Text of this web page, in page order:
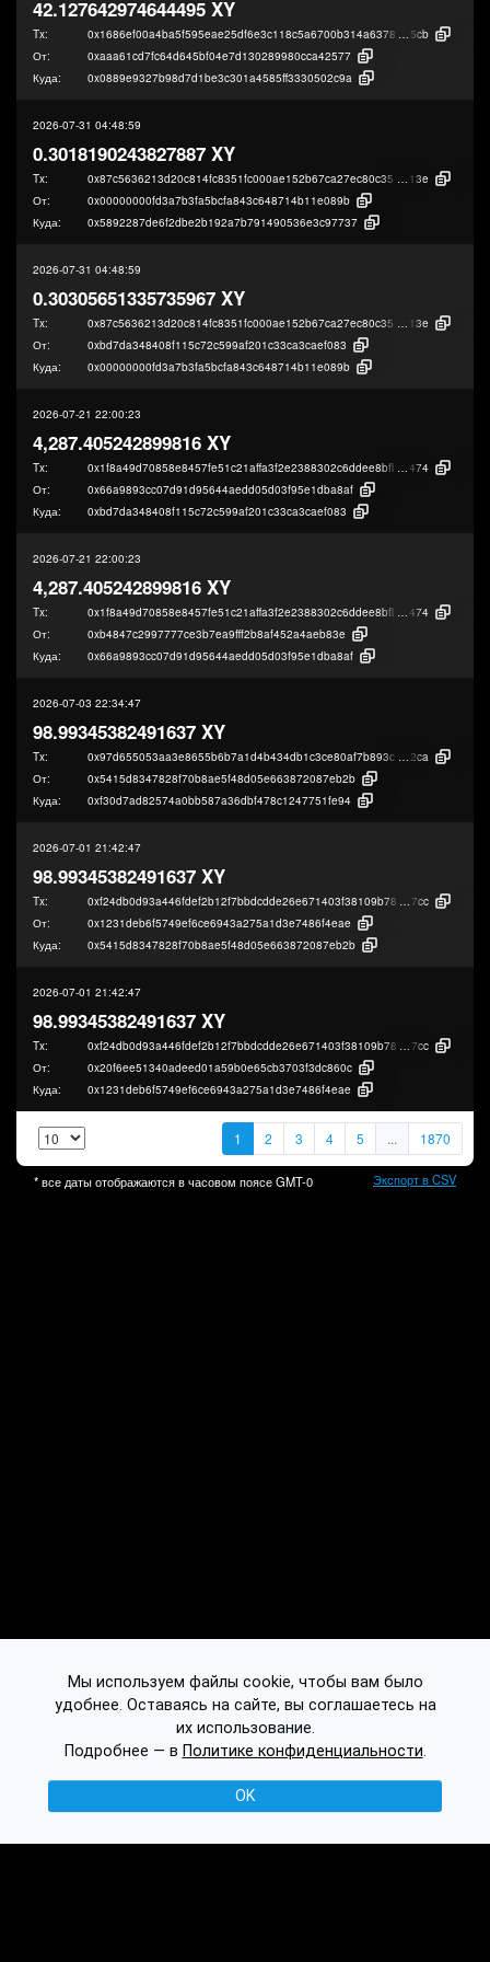
42.127642974644495 XY
Tx: 0x1686ef00a4ba5f595eae25df6e3c118c5a6700b314a637842919f6104c5c8
5cb
От:
0xaaa61cd7fc64d645bf04e7d130289980cca42577
Куда:
0x0889e9327b98d7d1be3c301a4585ff3330502c9a
2026-07-31 04:48:59
0.3018190243827887 XY
Tx: 0x87c5636213d20c814fc8351fc000ae152b67ca27ec80c3576a5028d1ff7d9
13e
От:
0x00000000fd3a7b3fa5bcfa843c648714b11e089b
Куда:
0x5892287de6f2dbe2b192a7b791490536e3c97737
2026-07-31 04:48:59
0.30305651335735967 XY
Tx: 0x87c5636213d20c814fc8351fc000ae152b67ca27ec80c3576a5028d1ff7d9
13e
От:
0xbd7da348408f115c72c599af201c33ca3caef083
Куда:
0x00000000fd3a7b3fa5bcfa843c648714b11e089b
2026-07-21 22:00:23
4,287.405242899816 XY
Tx: 0x1f8a49d70858e8457fe51c21affa3f2e2388302c6ddee8bfb798c73aa941d
474
От:
0x66a9893cc07d91d95644aedd05d03f95e1dba8af
Куда:
0xbd7da348408f115c72c599af201c33ca3caef083
2026-07-21 22:00:23
4,287.405242899816 XY
Tx: 0x1f8a49d70858e8457fe51c21affa3f2e2388302c6ddee8bfb798c73aa941d
474
От:
0xb4847c2997777ce3b7ea9fff2b8af452a4aeb83e
Куда:
0x66a9893cc07d91d95644aedd05d03f95e1dba8af
2026-07-03 22:34:47
98.99345382491637 XY
Tx: 0x97d655053aa3e8655b6b7a1d4b434db1c3ce80af7b893c35cbf71f8d0c895
2ca
От:
0x5415d8347828f70b8ae5f48d05e663872087eb2b
Куда:
0xf30d7ad82574a0bb587a36dbf478c1247751fe94
2026-07-01 21:42:47
98.99345382491637 XY
Tx: 0xf24db0d93a446fdef2b12f7bbdcdde26e671403f38109b789ab501449ef68
7cc
От:
0x1231deb6f5749ef6ce6943a275a1d3e7486f4eae
Куда:
0x5415d8347828f70b8ae5f48d05e663872087eb2b
2026-07-01 21:42:47
98.99345382491637 XY
Tx: 0xf24db0d93a446fdef2b12f7bbdcdde26e671403f38109b789ab501449ef68
7cc
От:
0x20f6ee51340adeed01a59b0e65cb3703f3dc860c
Куда:
0x1231deb6f5749ef6ce6943a275a1d3e7486f4eae
1 2 3 4 5 ... 1870
* все даты отображаются в часовом поясеGMT-0 Экспорт в CSV
Мы используем файлы cookie, чтобы вам было
удобнее. Оставаясь на сайте, вы соглашаетесь на
их использование.
Подробнее — в Политике конфиденциальности.
OK